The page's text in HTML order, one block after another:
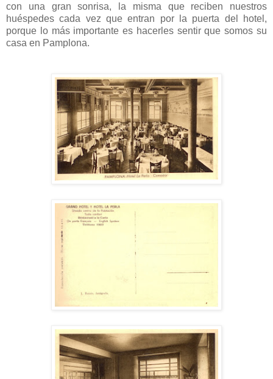
con una gran sonrisa, la misma que reciben nuestros
huéspedes cada vez que entran por la puerta del hotel,
porque lo más importante es hacerles sentir que somos su
casa en Pamplona.